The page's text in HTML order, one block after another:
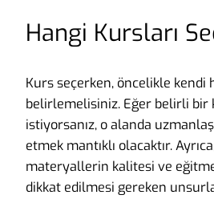
Hangi Kursları
Kurs seçerken, öncelikle kendi
belirlemelisiniz. Eğer belirli bir
istiyorsanız, o alanda
etmek mantıklı olacaktır.
materyallerin kalitesi ve
dikkat edilmesi gereken